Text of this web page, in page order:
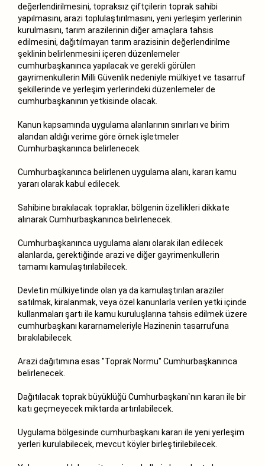
değerlendirilmesini, topraksız çiftçilerin toprak sahibi
yapılmasını, arazi toplulaştırılmasını, yeni yerleşim yerlerinin
kurulmasını, tarım arazilerinin diğer amaçlara tahsis
edilmesini, dağıtılmayan tarım arazisinin değerlendirilme
şeklinin belirlenmesini içeren düzenlemeler
cumhurbaşkanınca yapılacak ve gerekli görülen
gayrimenkullerin Milli Güvenlik nedeniyle mülkiyet ve tasarruf
şekillerinde ve yerleşim yerlerindeki düzenlemeler de
cumhurbaşkanının yetkisinde olacak.
Kanun kapsamında uygulama alanlarının sınırları ve birim
alandan aldığı verime göre örnek işletmeler
Cumhurbaşkanınca belirlenecek.
Cumhurbaşkanınca belirlenen uygulama alanı, kararı kamu
yararı olarak kabul edilecek.
Sahibine bırakılacak topraklar, bölgenin özellikleri dikkate
alınarak Cumhurbaşkanınca belirlenecek.
Cumhurbaşkanınca uygulama alanı olarak ilan edilecek
alanlarda, gerektiğinde arazi ve diğer gayrimenkullerin
tamamı kamulaştırılabilecek.
Devletin mülkiyetinde olan ya da kamulaştırılan araziler
satılmak, kiralanmak, veya özel kanunlarla verilen yetki içinde
kullanmaları şartı ile kamu kuruluşlarına tahsis edilmek üzere
cumhurbaşkanı kararnameleriyle Hazinenin tasarrufuna
bırakılabilecek.
Arazi dağıtımına esas "Toprak Normu" Cumhurbaşkanınca
belirlenecek.
Dağıtılacak toprak büyüklüğü Cumhurbaşkanı`nın kararı ile bir
katı geçmeyecek miktarda artırılabilecek.
Uygulama bölgesinde cumhurbaşkanı kararı ile yeni yerleşim
yerleri kurulabilecek, mevcut köyler birleştirilebilecek.